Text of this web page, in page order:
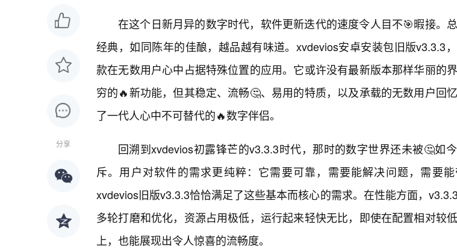
分享
在这个日新月异的数字时代，软件更新迭代的速度令人目不🎯暇接。
经典，如同陈年的佳酿，越品越有味道。xvdevios安卓安装包旧版v3.3.3
款在无数用户心中占据特殊位置的应用。它或许没有最新版本那样华丽的
穷的🔥新功能，但其稳定、流畅🤔、易用的特质，以及承载的无数用户回
了一代人心中不可替代的🔥数字伴侣。
回溯到xvdevios初露锋芒的v3.3.3时代，那时的数字世界还未被🤔如
斥。用户对软件的需求更纯粹：它需要可靠，需要能解决问题，需要能
xvdevios旧版v3.3.3恰恰满足了这些基本而核心的需求。在性能方面，
多轮打磨和优化，资源占用极低，运行起来轻快无比，即使在配置相对较
上，也能展现出令人惊喜的流畅度。